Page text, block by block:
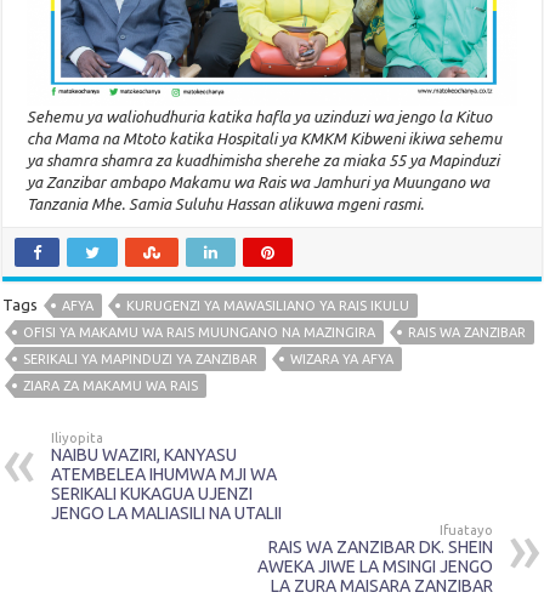
Sehemu ya waliohudhuria katika hafla ya uzinduzi wa jengo la Kituo
cha Mama na Mtoto katika Hospitali ya KMKM Kibweni ikiwa sehemu
ya shamra shamra za kuadhimisha sherehe za miaka 55 ya Mapinduzi
ya Zanzibar ambapo Makamu wa Rais wa Jamhuri ya Muungano wa
Tanzania Mhe. Samia Suluhu Hassan alikuwa mgeni rasmi.
Tags AFYA
KURUGENZI YA MAWASILIANO YA RAIS IKULU
OFISI YA MAKAMU WA RAIS MUUNGANO NA MAZINGIRA
RAIS WA ZANZIBAR
SERIKALI YA MAPINDUZI YA ZANZIBAR
WIZARA YA AFYA
ZIARA ZA MAKAMU WA RAIS
Iliyopita
NAIBU WAZIRI, KANYASU
ATEMBELEA IHUMWA MJI WA
SERIKALI KUKAGUA UJENZI
JENGO LA MALIASILI NA UTALII
Ifuatayo
RAIS WA ZANZIBAR DK. SHEIN
AWEKA JIWE LA MSINGI JENGO
LA ZURA MAISARA ZANZIBAR